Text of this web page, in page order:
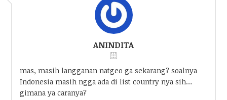
ANINDITA
mas, masih langganan natgeo ga sekarang? soalnya
Indonesia masih ngga ada di list country nya sih…
gimana ya caranya?